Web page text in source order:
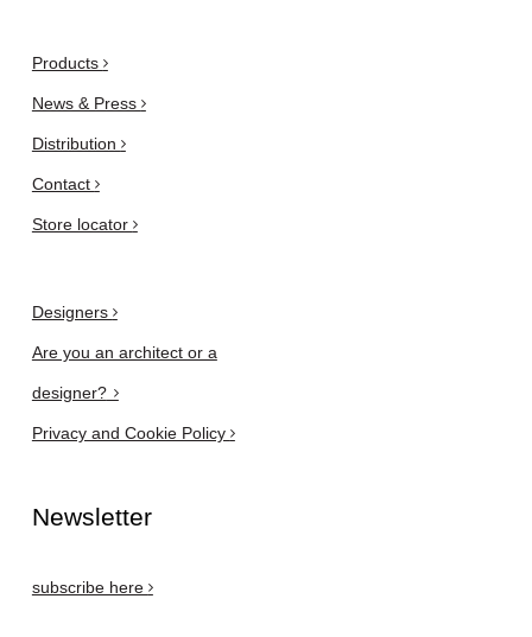
Products
News & Press
Distribution
Contact
Store locator
Designers
Are you an architect or a
designer?
Privacy and Cookie Policy
Newsletter
subscribe here